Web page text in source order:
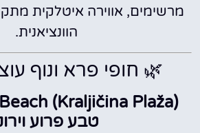
מרשימים, אווירה איטלקית
הוונציאנית.
🌿 חופי פרא ונוף
טבע פרוע